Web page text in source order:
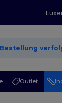
Bestellung
Outlet